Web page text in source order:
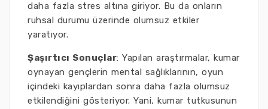
daha fazla stres altına giriyor. Bu da onların
ruhsal durumu üzerinde olumsuz etkiler
yaratıyor.
Şaşırtıcı Sonuçlar: Yapılan araştırmalar, kumar
oynayan gençlerin mental sağlıklarının, oyun
içindeki kayıplardan sonra daha fazla olumsuz
etkilendiğini gösteriyor. Yani, kumar tutkusunun